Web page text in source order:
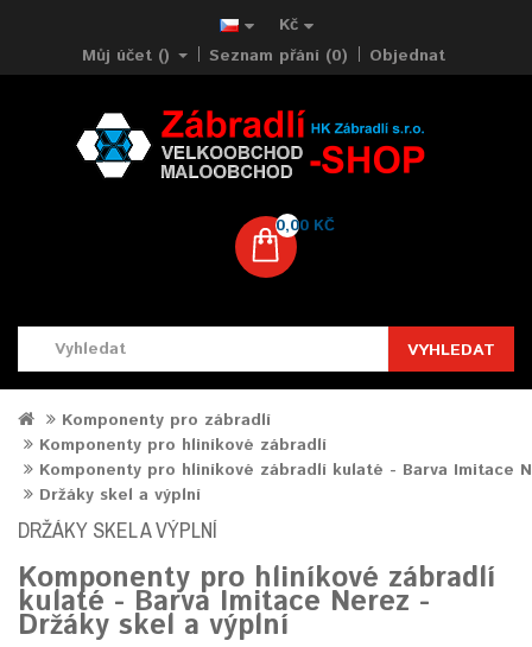
Kč
Můj účet ()
Seznam přání (0) Objednat
0,00 KČ
VYHLEDAT
Komponenty pro zábradlí
Komponenty pro hliníkové zábradlí
Komponenty pro hliníkové zábradlí kulaté - Barva Imitace
Držáky skel a výplní
DRŽÁKY SKEL A VÝPLNÍ
Komponenty pro hliníkové zábradlí
kulaté - Barva Imitace Nerez -
Držáky skel a výplní